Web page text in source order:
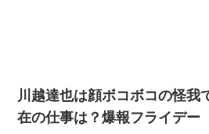
川越達也は顔ボコボコの怪我
在の仕事は？爆報フライデー